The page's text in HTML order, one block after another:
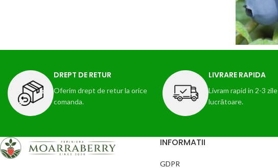
DREPT DE RETUR
Oferim drept de retur la orice
comanda.
LIVRARE RAPIDA
Livram rapid in 2-3 zile
lucrătoare.
INFORMATII
GDPR